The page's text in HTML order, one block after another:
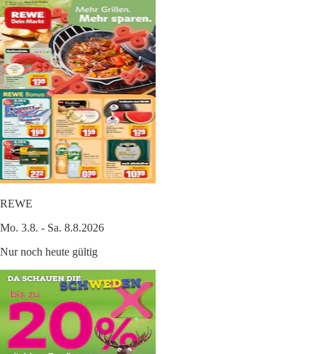
REWE
Mo. 3.8. - Sa. 8.8.2026
Nur noch heute gültig